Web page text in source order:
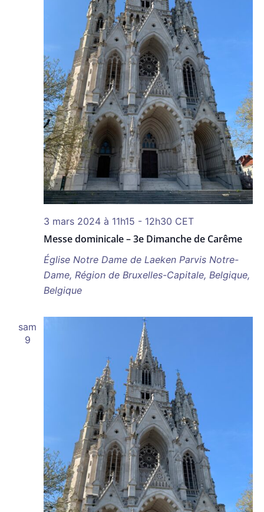
Messe dominicale – 3e Dimanche de Carême
3 mars 2024 à 11h15 - 12h30 CET
Église Notre Dame de Laeken Parvis Notre-
Dame, Région de Bruxelles-Capitale, Belgique,
Belgique
sam
9